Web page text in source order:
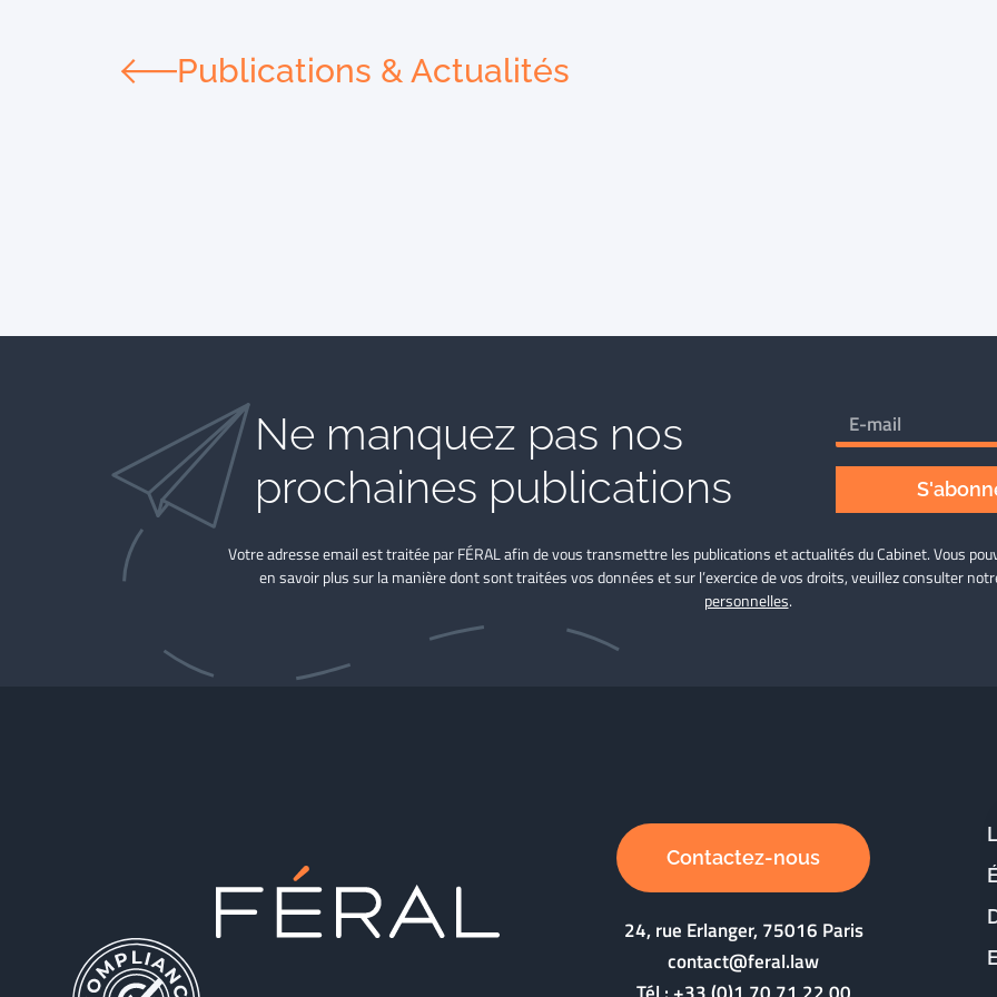
Publications & Actualités
Ne manquez pas nos
prochaines publications
Votre adresse email est traitée par FÉRAL afin de vous transmettre les publications et actualités du Cabinet. Vous
en savoir plus sur la manière dont sont traitées vos données et sur l’exercice de vos droits, veuillez consulter
personnelles.
Contactez-nous
24, rue Erlanger, 75016 Paris
contact@feral.law